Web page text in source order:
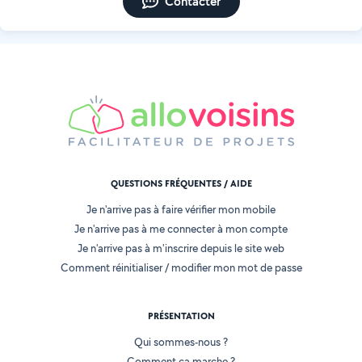
QUESTIONS FRÉQUENTES / AIDE
Je n'arrive pas à faire vérifier mon mobile
Je n'arrive pas à me connecter à mon compte
Je n'arrive pas à m'inscrire depuis le site web
Comment réinitialiser / modifier mon mot de passe
PRÉSENTATION
Qui sommes-nous ?